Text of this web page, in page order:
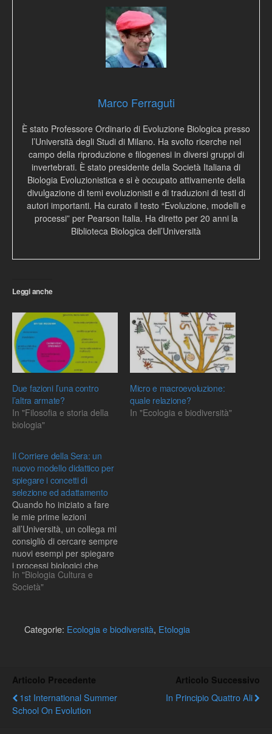
Marco Ferraguti
È stato Professore Ordinario di Evoluzione Biologica presso
l’Università degli Studi di Milano. Ha svolto ricerche nel
campo della riproduzione e filogenesi in diversi gruppi di
invertebrati. È stato presidente della Società Italiana di
Biologia Evoluzionistica e si è occupato attivamente della
divulgazione di temi evoluzionisti e di traduzioni di testi di
autori importanti. Ha curato il testo “Evoluzione, modelli e
processi” per Pearson Italia. Ha diretto per 20 anni la
Biblioteca Biologica dell’Università
Leggi anche
Due fazioni l’una contro
l’altra armate?
In "Filosofia e storia della
biologia"
Micro e macroevoluzione:
quale relazione?
In "Ecologia e biodiversità"
Il Corriere della Sera: un
nuovo modello didattico per
spiegare i concetti di
selezione ed adattamento
Quando ho iniziato a fare
le mie prime lezioni
all’Università, un collega mi
consigliò di cercare sempre
nuovi esempi per spiegare
i processi biologici che
dovevo illustrare e di
cercarli sempre in
mondo a loro vicino. Dopo
aver letto il Corriere della
In "Biologia Cultura e
Società"
Categorie: Ecologia e biodiversità, Etologia
Articolo Precedente
1st International Summer
School On Evolution
Articolo Successivo
In Principio Quattro Ali